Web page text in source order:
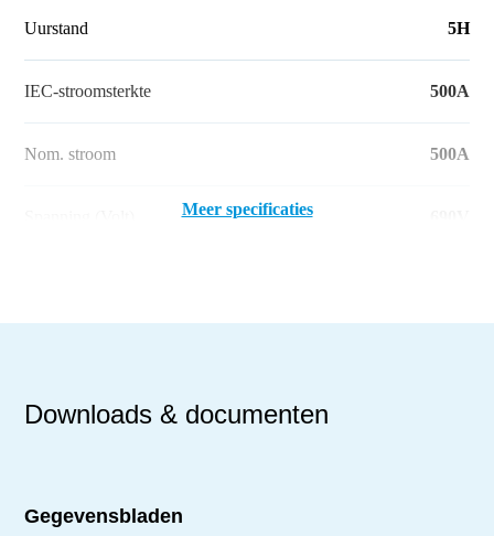
Uurstand 5H
IEC-stroomsterkte 500A
Nom. stroom 500A
Meer specificaties
Downloads & documenten
Gegevensbladen